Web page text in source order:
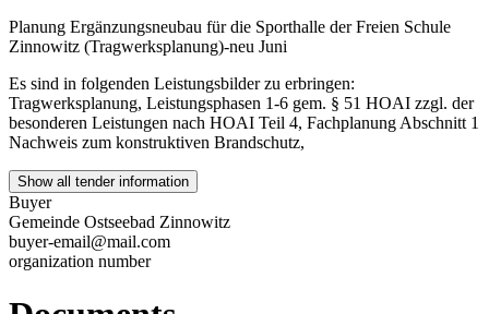
Planung Ergänzungsneubau für die Sporthalle der Freien Schule
Zinnowitz (Tragwerksplanung)-neu Juni
Es sind in folgenden Leistungsbilder zu erbringen:
Tragwerksplanung, Leistungsphasen 1-6 gem. § 51 HOAI zzgl. der
besonderen Leistungen nach HOAI Teil 4, Fachplanung Abschnitt 1
Nachweis zum konstruktiven Brandschutz,
Show all tender information
Buyer
Gemeinde Ostseebad Zinnowitz
buyer-email@mail.com
organization number